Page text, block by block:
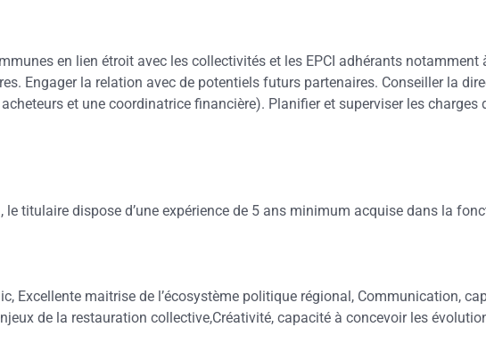
en lien étroit avec les collectivités et les EPCI adhérants notamment
Engager la relation avec de potentiels futurs partenaires. Conseiller la
et une coordinatrice financière). Planifier et superviser les
le titulaire dispose d’une expérience de 5 ans minimum acquise dans la
Excellente maitrise de l’écosystème politique régional, Communication,
de la restauration collective,Créativité, capacité à concevoir les